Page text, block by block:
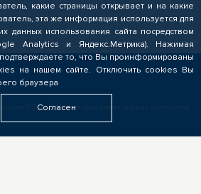
ОПП, прохождение профориентационных мероприятий,
какие страницы открывает и на какие
эта же информация используется для
данных использования сайта посредством
Analytics и Яндекс.Метрика). Нажимая
то, что Вы проинформированы
на нашем сайте. Отключить cookies Вы
браузера
Согласен